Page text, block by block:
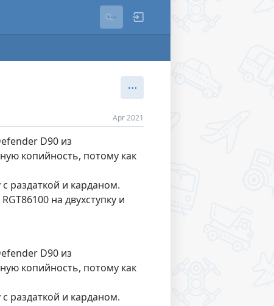
Apr 2021
D90 из
копийность, потому как
раздаткой и карданом.
на двухступку и
D90 из
копийность, потому как
раздаткой и карданом.